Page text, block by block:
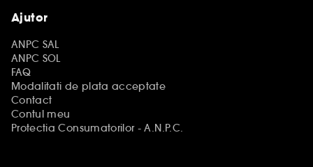
Ajutor
ANPC SAL
ANPC SOL
FAQ
Modalitati de plata acceptate
Contact
Contul meu
Protectia Consumatorilor - A.N.P.C.